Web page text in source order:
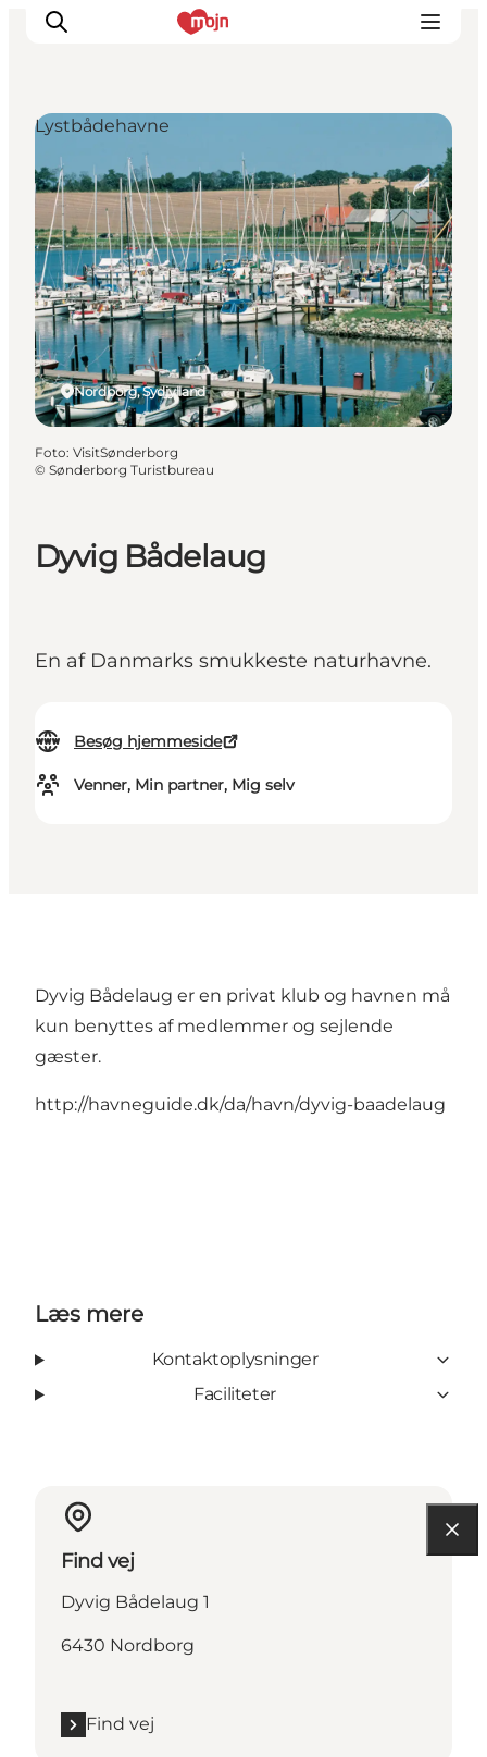
Oplevelser
Byer & Steder
Det sker
Overnatning
Planlæg din ferie
Booking
Dyvig Bådelaug
En af Danmarks smukkeste naturhavne.
Besøg hjemmeside
Venner, Min partner, Mig selv
Nordborg, Sydjylland
Lystbådehavne
Foto: VisitSønderborg
© Sønderborg Turistbureau
Dyvig Bådelaug er en privat klub og havnen må
kun benyttes af medlemmer og sejlende
gæster.
http://havneguide.dk/da/havn/dyvig-baadelaug
Læs mere
Kontaktoplysninger
Faciliteter
Find vej
Dyvig Bådelaug 1
6430 Nordborg
Find vej